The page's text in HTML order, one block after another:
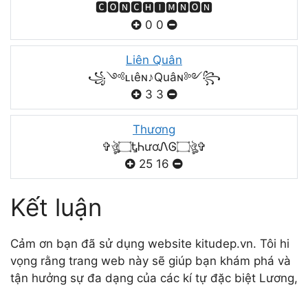
🅲🅾🅽🅲🅷🅸🅼🅽🅾🅽
0 0
Liên Quân
꧁༺ʟιêɴ♪Quâɴ༻꧂
3 3
Thương
✞ঔৣ۝ᎿᏂươᏁᎶ۝ঔৣ✞
25 16
Kết luận
Cảm ơn bạn đã sử dụng website kitudep.vn. Tôi hi
vọng rằng trang web này sẽ giúp bạn khám phá và
tận hưởng sự đa dạng của các kí tự đặc biệt Lương,